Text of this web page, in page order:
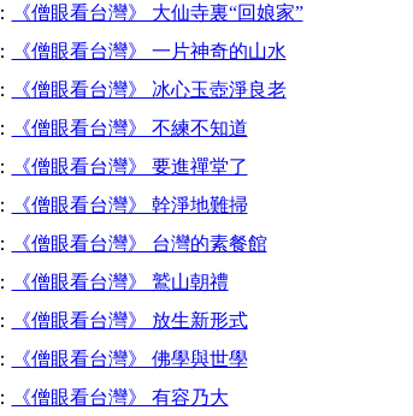
《僧眼看台灣》 大仙寺裏“回娘家”
《僧眼看台灣》 一片神奇的山水
《僧眼看台灣》 冰心玉壺淨良老
《僧眼看台灣》 不練不知道
《僧眼看台灣》 要進禪堂了
《僧眼看台灣》 幹淨地難掃
《僧眼看台灣》 台灣的素餐館
《僧眼看台灣》 鷲山朝禮
《僧眼看台灣》 放生新形式
《僧眼看台灣》 佛學與世學
《僧眼看台灣》 有容乃大